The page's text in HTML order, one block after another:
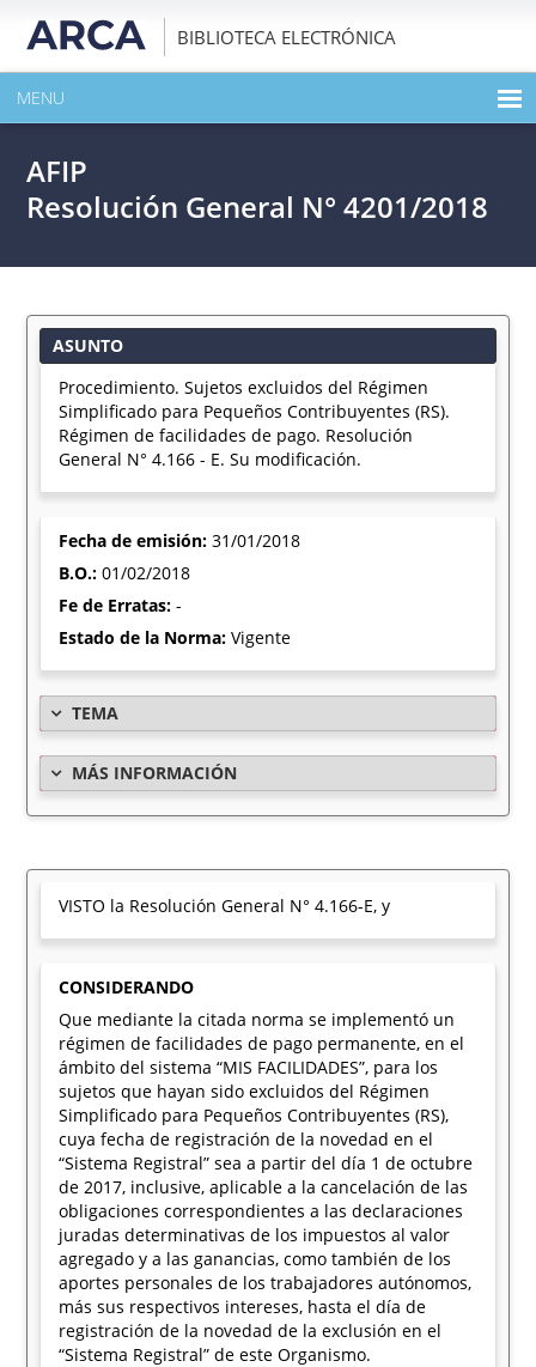
BIBLIOTECA ELECTRÓNICA
MENU
EXPANDIR TODO EL CONTENIDO DE LA PUBLICACIÓN
AFIP
Resolución General N° 4201/2018
ASUNTO
Procedimiento. Sujetos excluidos del Régimen
Simplificado para Pequeños Contribuyentes (RS).
Régimen de facilidades de pago. Resolución
General N° 4.166 - E. Su modificación.
Fecha de emisión:31/01/2018
B.O.:01/02/2018
Fe de Erratas:-
Estado de la Norma:Vigente
TEMA
MÁS INFORMACIÓN
VISTO la Resolución General N° 4.166-E, y
CONSIDERANDO
Que mediante la citada norma se implementó un
régimen de facilidades de pago permanente, en el
ámbito del sistema “MIS FACILIDADES”, para los
sujetos que hayan sido excluidos del Régimen
Simplificado para Pequeños Contribuyentes (RS),
cuya fecha de registración de la novedad en el
“Sistema Registral” sea a partir del día 1 de octubre
de 2017, inclusive, aplicable a la cancelación de las
obligaciones correspondientes a las declaraciones
juradas determinativas de los impuestos al valor
agregado y a las ganancias, como también de los
aportes personales de los trabajadores autónomos,
más sus respectivos intereses, hasta el día de
registración de la novedad de la exclusión en el
“Sistema Registral” de este Organismo.